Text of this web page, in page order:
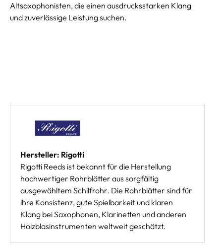
Altsaxophonisten, die einen ausdrucksstarken Klang
und zuverlässige Leistung suchen.
Hersteller: Rigotti
Rigotti Reeds ist bekannt für die Herstellung
hochwertiger Rohrblätter aus sorgfältig
ausgewähltem Schilfrohr. Die Rohrblätter sind für
ihre Konsistenz, gute Spielbarkeit und klaren
Klang bei Saxophonen, Klarinetten und anderen
Holzblasinstrumenten weltweit geschätzt.